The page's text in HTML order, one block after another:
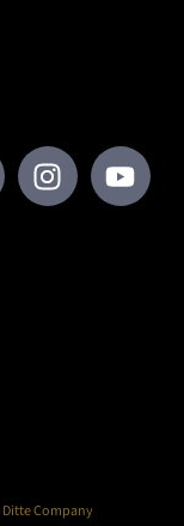
Ditte Company